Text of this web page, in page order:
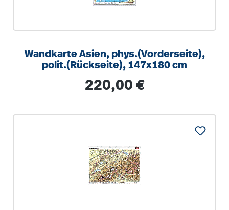
Wandkarte Asien, phys.(Vorderseite),
polit.(Rückseite), 147x180 cm
Regulärer Preis:
220,00 €